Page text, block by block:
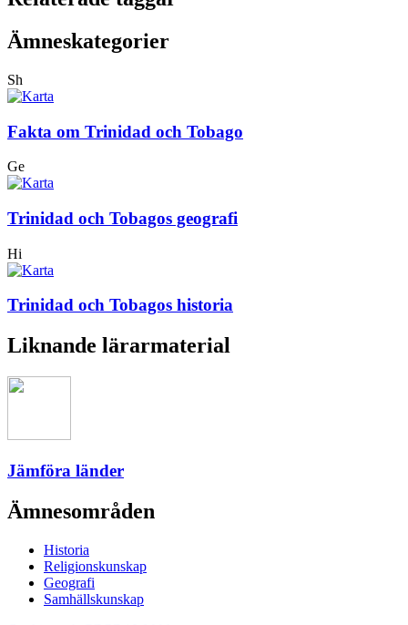
Ämneskategorier
Sh
Fakta om Trinidad och Tobago
Ge
Trinidad och Tobagos geografi
Hi
Trinidad och Tobagos historia
Liknande lärarmaterial
Jämföra länder
Ämnesområden
Historia
Religionskunskap
Geografi
Samhällskunskap